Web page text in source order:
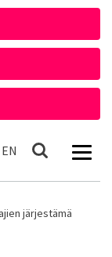
EN In English
Haku
järjestämä